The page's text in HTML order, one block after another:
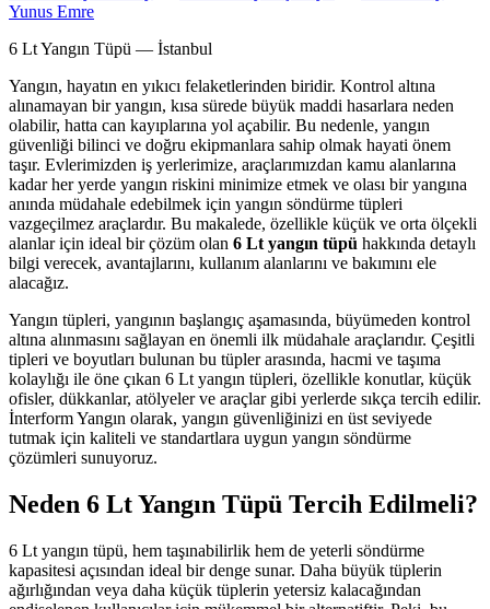
Yunus Emre
6 Lt Yangın Tüpü — İstanbul
Yangın, hayatın en yıkıcı felaketlerinden biridir. Kontrol altına
alınamayan bir yangın, kısa sürede büyük maddi hasarlara neden
olabilir, hatta can kayıplarına yol açabilir. Bu nedenle, yangın
güvenliği bilinci ve doğru ekipmanlara sahip olmak hayati önem
taşır. Evlerimizden iş yerlerimize, araçlarımızdan kamu alanlarına
kadar her yerde yangın riskini minimize etmek ve olası bir yangına
anında müdahale edebilmek için yangın söndürme tüpleri
vazgeçilmez araçlardır. Bu makalede, özellikle küçük ve orta ölçekli
alanlar için ideal bir çözüm olan 6 Lt yangın tüpü hakkında detaylı
bilgi verecek, avantajlarını, kullanım alanlarını ve bakımını ele
alacağız.
Yangın tüpleri, yangının başlangıç aşamasında, büyümeden kontrol
altına alınmasını sağlayan en önemli ilk müdahale araçlarıdır. Çeşitli
tipleri ve boyutları bulunan bu tüpler arasında, hacmi ve taşıma
kolaylığı ile öne çıkan 6 Lt yangın tüpleri, özellikle konutlar, küçük
ofisler, dükkanlar, atölyeler ve araçlar gibi yerlerde sıkça tercih edilir.
İnterform Yangın olarak, yangın güvenliğinizi en üst seviyede
tutmak için kaliteli ve standartlara uygun yangın söndürme
çözümleri sunuyoruz.
Neden 6 Lt Yangın Tüpü Tercih Edilmeli?
6 Lt yangın tüpü, hem taşınabilirlik hem de yeterli söndürme
kapasitesi açısından ideal bir denge sunar. Daha büyük tüplerin
ağırlığından veya daha küçük tüplerin yetersiz kalacağından